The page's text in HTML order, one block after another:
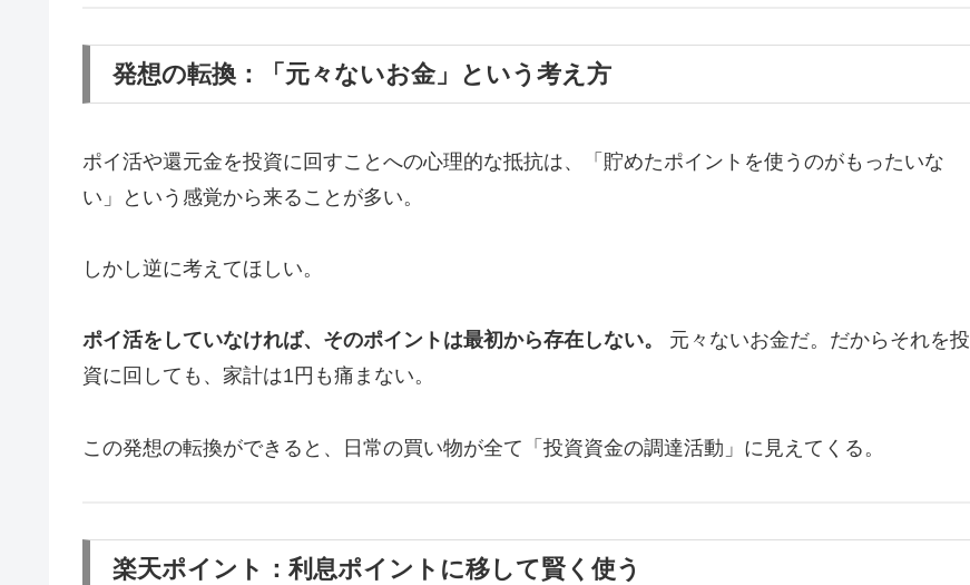
発想の転換：「元々ないお金」という考え方
ポイ活や還元金を投資に回すことへの心理的な抵抗は、「貯めたポイントを使うのがもったいな
い」という感覚から来ることが多い。
しかし逆に考えてほしい。
ポイ活をしていなければ、そのポイントは最初から存在しない。
元々ないお金だ。だからそれを投
資に回しても、家計は1円も痛まない。
この発想の転換ができると、日常の買い物が全て「投資資金の調達活動」に見えてくる。
楽天ポイント：利息ポイントに移して賢く使う